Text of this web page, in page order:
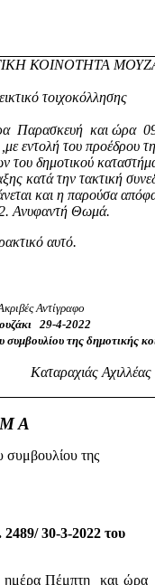
ΚΟΙΝΟΤΗΤΑ
τοιχοκόλλησης
Παρασκευή και ώρα
εντολή του προέδρου
του δημοτικού
κατά την τακτική
και η παρούσα
Ανυφαντή Θωμά.
αυτό.
Αντίγραφο
29-4-2022
συμβουλίου της δημοτικής
Καταραχιάς Αχιλλέας
Α
συμβουλίου της
2489/ 30-3-2022 του
ημέρα Πέμπτη
και ώρα